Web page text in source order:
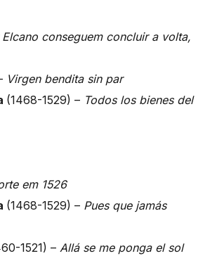
conseguem concluir a volta,
Virgen bendita sin par
(1468-1529) – Todos los bienes del
em 1526
(1468-1529) – Pues que jamás
1521) – Allá se me ponga el sol